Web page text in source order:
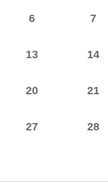
6 7
13 14
20 21
27 28